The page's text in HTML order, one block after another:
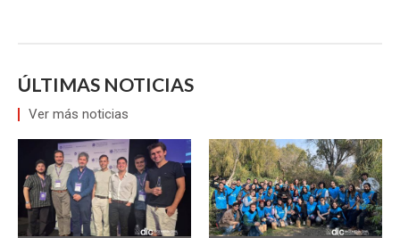
ÚLTIMAS NOTICIAS
Ver más noticias